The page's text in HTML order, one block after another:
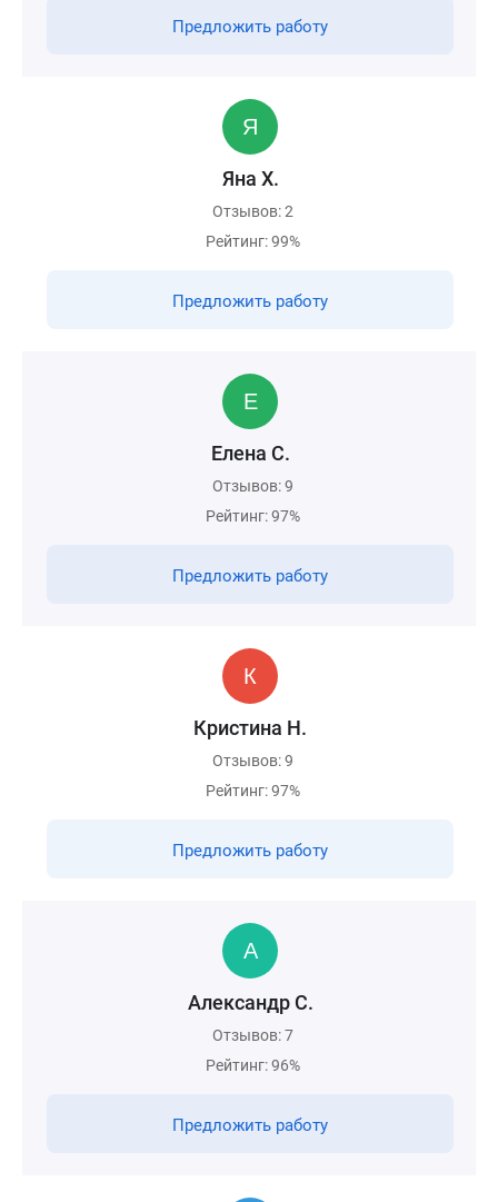
Предложить работу
Яна Х.
Отзывов: 2
Рейтинг: 99%
Предложить работу
Елена С.
Отзывов: 9
Рейтинг: 97%
Предложить работу
Кристина Н.
Отзывов: 9
Рейтинг: 97%
Предложить работу
Александр С.
Отзывов: 7
Рейтинг: 96%
Предложить работу